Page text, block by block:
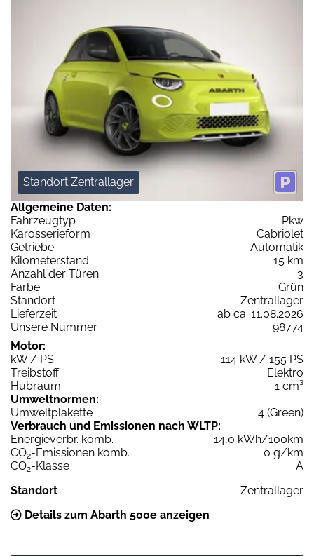
Standort Zentrallager
Allgemeine Daten:
Fahrzeugtyp
Pkw
Karosserieform
Cabriolet
Getriebe
Automatik
Kilometerstand
15 km
Anzahl der Türen
3
Farbe
Grün
Standort
Zentrallager
Lieferzeit
ab ca. 11.08.2026
Unsere Nummer
98774
Motor:
kW / PS
114 kW / 155 PS
Treibstoff
Elektro
Hubraum
1 cm³
Umweltnormen:
Umweltplakette
4 (Green)
Verbrauch und Emissionen nach WLTP:
Energieverbr. komb.
14,0 kWh/100km
CO2-Emissionen komb.
0 g/km
CO2-Klasse
A
Standort
Zentrallager
Details zum Abarth 500e anzeigen